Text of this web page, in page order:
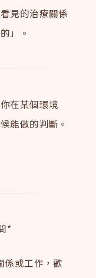
見的治療關係
」。
在某個環境
能做的判斷。
*
係或工作，歡